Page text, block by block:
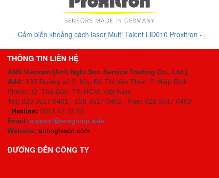
Cảm biến khoảng cách laser Multi Talent LiD010 Proxitron -
THÔNG TIN LIÊN HỆ
ANS Vietnam (Anh Nghi Son Service Trading Co., Ltd.)
Add: 135 Đường số 2, Khu Đô Thị Vạn Phúc, P. Hiệp Bình
Phước, Q. Thủ Đức, TP. HCM , Việt Nam
Tel: 028 3517 0401 - 028 3517 0402 - Fax: 028 3517 0403
- Hotline: 0911 47 22 55
Email: support@ansgroup.asia;
Website: anhnghison.com
ĐƯỜNG ĐẾN CÔNG TY